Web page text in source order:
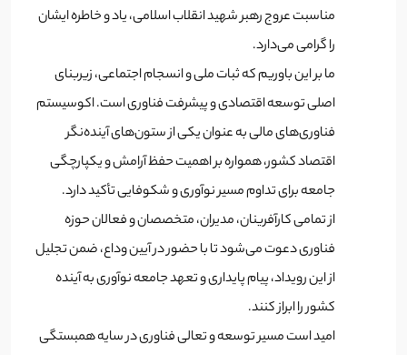
مناسبت عروج رهبر شهید انقلاب اسلامی، یاد و خاطره ایشان
را گرامی می‌دارد.
ما بر این باوریم که ثبات ملی و انسجام اجتماعی، زیربنای
اصلی توسعه اقتصادی و پیشرفت فناوری است. اکوسیستم
فناوری‌های مالی به عنوان یکی از ستون‌های آینده‌نگر
اقتصاد کشور، همواره بر اهمیت حفظ آرامش و یکپارچگی
جامعه برای تداوم مسیر نوآوری و شکوفایی تأکید دارد.
از تمامی کارآفرینان، مدیران، متخصصان و فعالان حوزه
فناوری دعوت می‌شود تا با حضور در آیین وداع، ضمن تجلیل
از این رویداد، پیام پایداری و تعهد جامعه نوآوری به آینده
کشور را ابراز کنند.
امید است مسیر توسعه و تعالی فناوری در سایه همبستگی